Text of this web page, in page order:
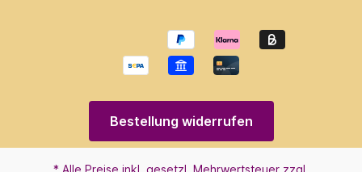
Bestellung widerrufen
* Alle Preise inkl. gesetzl. Mehrwertsteuer zzgl.